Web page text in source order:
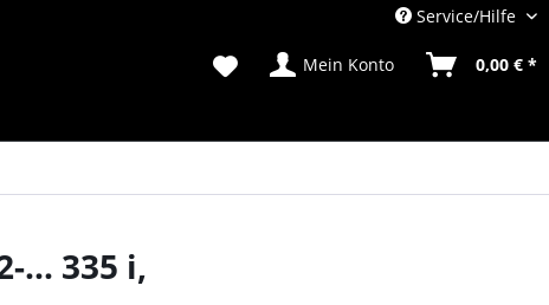
Service/Hilfe
Mein Konto 0,00 € *
... 335 i,